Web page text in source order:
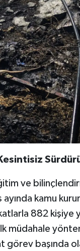
ve
kamu
882 kişiye
müdahale
görev başında